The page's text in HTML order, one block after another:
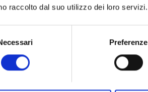
raccolto dal suo utilizzo dei loro servizi.
Preferenze